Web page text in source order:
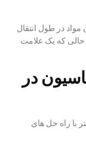
در طول انتقال
حالی که یک علامت
در
با راه حل های